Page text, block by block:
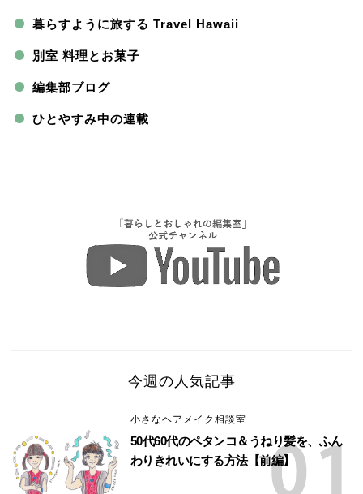
暮らすように旅する Travel Hawaii
別室 料理とお菓子
編集部ブログ
ひとやすみ中の連載
今週の人気記事
小さなヘアメイク相談室
50代60代のペタンコ＆うねり髪を、ふん
わりきれいにする方法【前編】